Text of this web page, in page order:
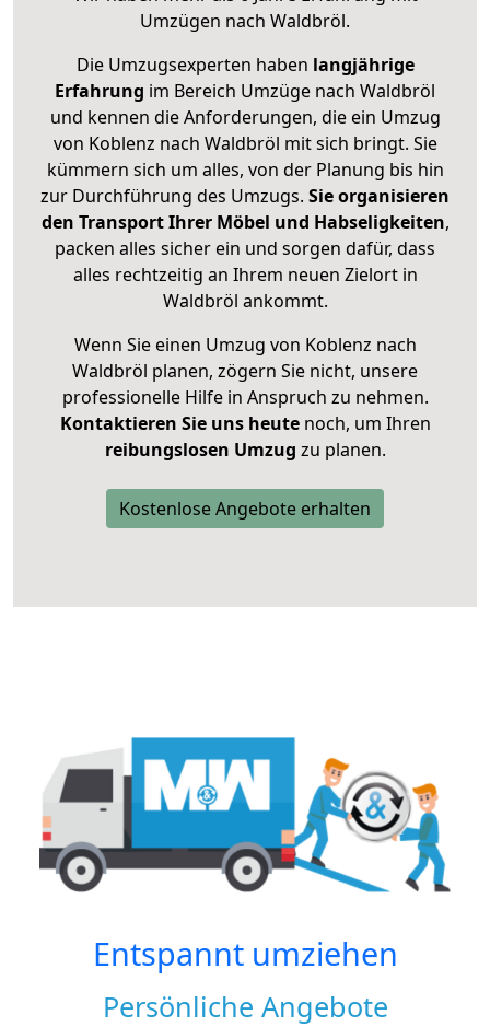
Umzügen nach Waldbröl.
Die Umzugsexperten haben langjährige
Erfahrung im Bereich Umzüge nach Waldbröl
und kennen die Anforderungen, die ein Umzug
von Koblenz nach Waldbröl mit sich bringt. Sie
kümmern sich um alles, von der Planung bis hin
zur Durchführung des Umzugs. Sie organisieren
den Transport Ihrer Möbel und Habseligkeiten,
packen alles sicher ein und sorgen dafür, dass
alles rechtzeitig an Ihrem neuen Zielort in
Waldbröl ankommt.
Wenn Sie einen Umzug von Koblenz nach
Waldbröl planen, zögern Sie nicht, unsere
professionelle Hilfe in Anspruch zu nehmen.
Kontaktieren Sie uns heutenoch, um Ihren
reibungslosen Umzug zu planen.
Kostenlose Angebote erhalten
Entspannt umziehen
Persönliche Angebote